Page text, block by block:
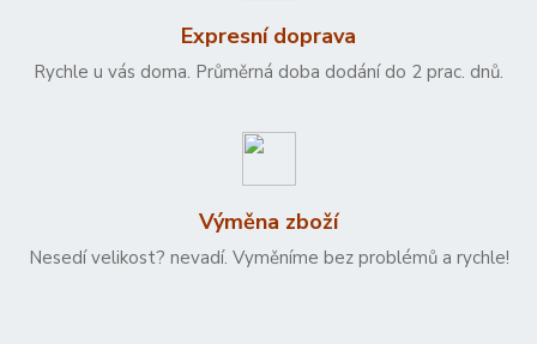
Expresní doprava
Rychle u vás doma. Průměrná doba dodání do 2 prac. dnů.
Výměna zboží
Nesedí velikost? nevadí. Vyměníme bez problémů a rychle!